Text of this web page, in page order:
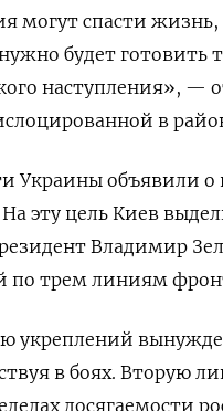
могут спасти жизнь,
будет готовить
наступления», —
в
Украины объявили
эту цель Киев
Владимир
по трем линиям
укреплений
в боях. Вторую
досягаемости